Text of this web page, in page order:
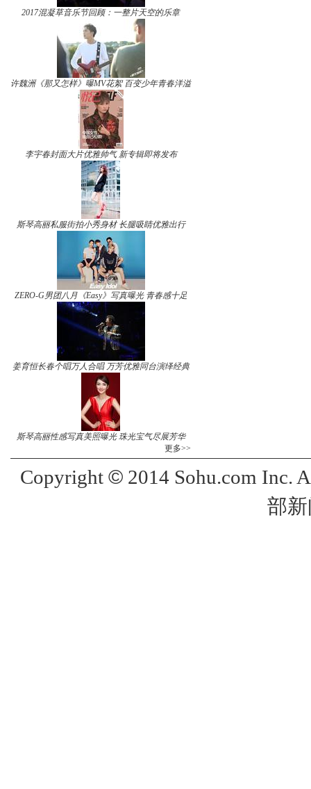
2017混凝草音乐节回顾：一整片天空的乐章
许魏洲《那又怎样》曝MV花絮 百变少年青春洋溢
李宇春封面大片优雅帅气 新专辑即将发布
斯琴高丽私服街拍小秀身材 长腿吸睛优雅出行
ZERO-G男团八月《Easy》写真曝光 青春感十足
姜育恒长春个唱万人合唱 万芳优雅同台演绎经典
斯琴高丽性感写真美照曝光 珠光宝气尽展芳华
更多>>
Copyright ©2014 Sohu.com Inc.
部